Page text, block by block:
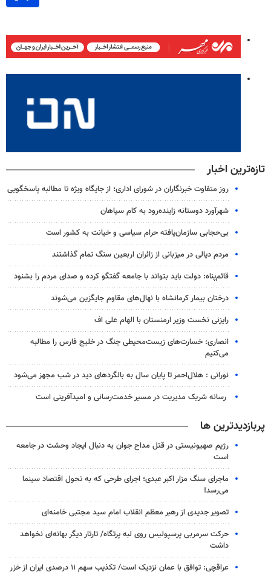
تازه‌ترین اخبار
روز متفاوت خبرنگاران در شورای اداری؛ از جایگاه ویژه تا مطالبه پاسخگویی
شهرآورد دوستانه زاینده‌رود به کام سپاهان
بی‌حجابی سازمان‌یافته حرام سیاسی و خیانت به کشور است
مردم دیالی در میزبانی از زائران اربعین سنگ تمام گذاشتند
قائم‌پناه: دولت باید بتواند با جامعه گفتگو کرده و صدای مردم را بشنود
درختان بیمار کرمانشاه با نهال‌های مقاوم جایگزین می‌شوند
رایزنی نخست وزیر ارمنستان با الهام علی اف
انصاری: خسارت‌های زیست‌محیطی جنگ در خلیج فارس را مطالبه‌
می‌کنیم
نورانی : هلال‌احمر تا پایان سال به بالگردهای دید در شب مجهز می‌شود
رسانه شریک مدیریت در مسیر خدمت‌رسانی و امیدآفرینی است
پربازدیدترین ها
رژیم صهیونیستی در قتل مداح جوان به دنبال ایجاد وحشت در جامعه
است
ماجرای سنگ مزار اکبر عبدی؛ اجرای طرحی که به تحول اقتصاد سینما
می‌رسد!
تصویر جدیدی از رهبر معظم انقلاب امام سید مجتبی خامنه‌ای
حرکت سرمربی پرسپولیس روی لبه پرتگاه/ تارتار دیگر بهانه‌ای نخواهد
داشت
عراقچی: توافق با عمان نزدیک است/ تکذیب سهم ۱۱ درصدی ایران از خزر